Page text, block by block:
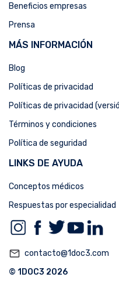
Beneficios empresas
Prensa
MÁS INFORMACIÓN
Blog
Políticas de privacidad
Políticas de privacidad
Términos y condiciones
Política de seguridad
LINKS DE AYUDA
Conceptos médicos
Respuestas por especialidad
mail_outline contacto@1doc3.com
© 1DOC3 2026